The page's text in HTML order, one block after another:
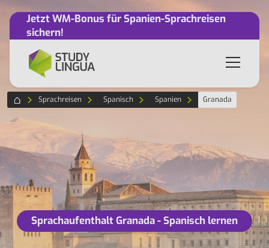
Jetzt WM-Bonus für Spanien-Sprachreisen
sichern!
Sprachreisen Spanisch Spanien Granada
Sprachaufenthalt Granada - Spanisch lernen